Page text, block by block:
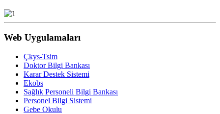
Web Uygulamaları
Çkys-Tsim
Doktor Bilgi Bankası
Karar Destek Sistemi
Ekobs
Sağlık Personeli Bilgi Bankası
Personel Bilgi Sistemi
Gebe Okulu